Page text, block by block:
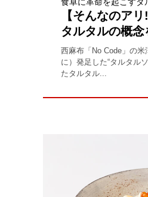
【そんなのア
タルタルの概念
西麻布「No Code」の
に）発足した“タルタル
たタルタル...